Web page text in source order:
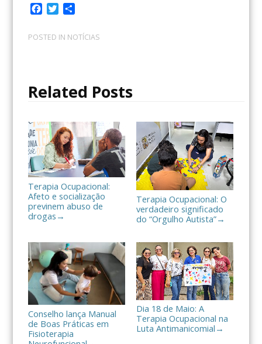
c
e
k
i
t
m
p
i
a
r
POSTED IN NOTÍCIAS
Related Posts
Terapia Ocupacional:
Afeto e socialização
previnem abuso de
drogas →
Terapia Ocupacional: O
verdadeiro significado
do “Orgulho Autista”→
Conselho lança Manual
de Boas Práticas em
Fisioterapia
Dia 18 de Maio: A
Terapia Ocupacional na
Luta Antimanicomial →